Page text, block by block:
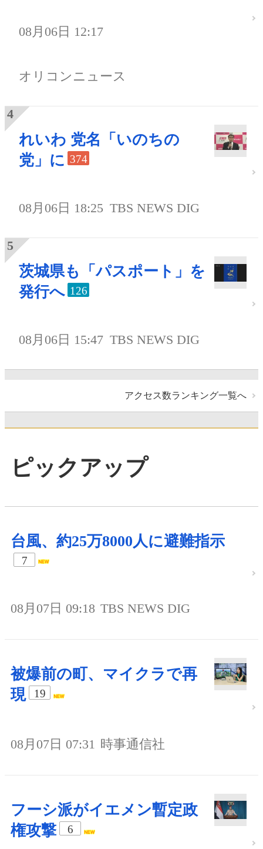
08月06日 12:17
オリコンニュース
れいわ 党名「いのちの
党」に 374
08月06日 18:25 TBS NEWS DIG
茨城県も「パスポート」を
発行へ 126
08月06日 15:47 TBS NEWS DIG
アクセス数ランキング一覧へ
ピックアップ
台風、約25万8000人に避難指示
7
08月07日 09:18 TBS NEWS DIG
被爆前の町、マイクラで再
現
19
08月07日 07:31 時事通信社
フーシ派がイエメン暫定政
権攻撃
6